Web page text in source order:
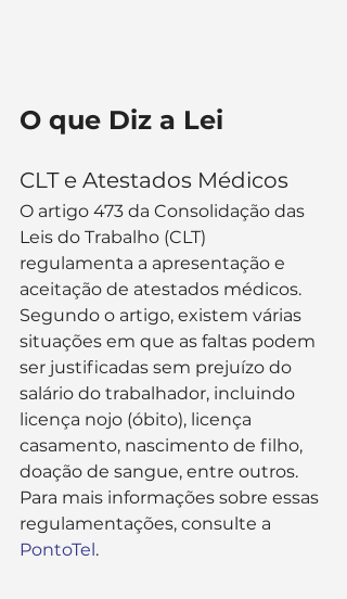
O que Diz a Lei
CLT e Atestados Médicos
O artigo 473 da Consolidação das
Leis do Trabalho (CLT)
regulamenta a apresentação e
aceitação de atestados médicos.
Segundo o artigo, existem várias
situações em que as faltas podem
ser justificadas sem prejuízo do
salário do trabalhador, incluindo
licença nojo (óbito), licença
casamento, nascimento de filho,
doação de sangue, entre outros​​.
Para mais informações sobre essas
regulamentações, consulte a
PontoTel.